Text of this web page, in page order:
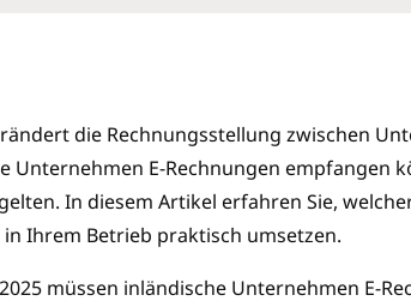
die Rechnungsstellung zwischen
Unternehmen E-Rechnungen empfangen
In diesem Artikel erfahren Sie,
Ihrem Betrieb praktisch umsetzen.
müssen inländische Unternehmen E-